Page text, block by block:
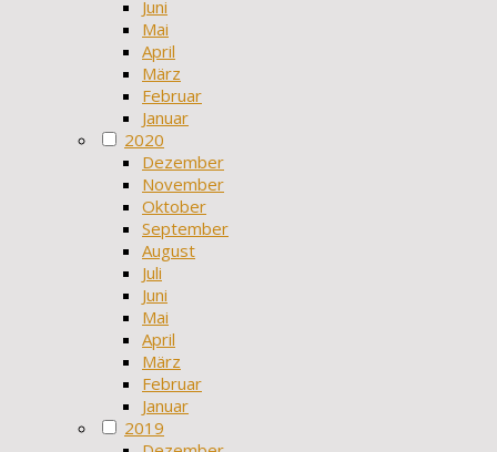
Juni
Mai
April
März
Februar
Januar
2020
Dezember
November
Oktober
September
August
Juli
Juni
Mai
April
März
Februar
Januar
2019